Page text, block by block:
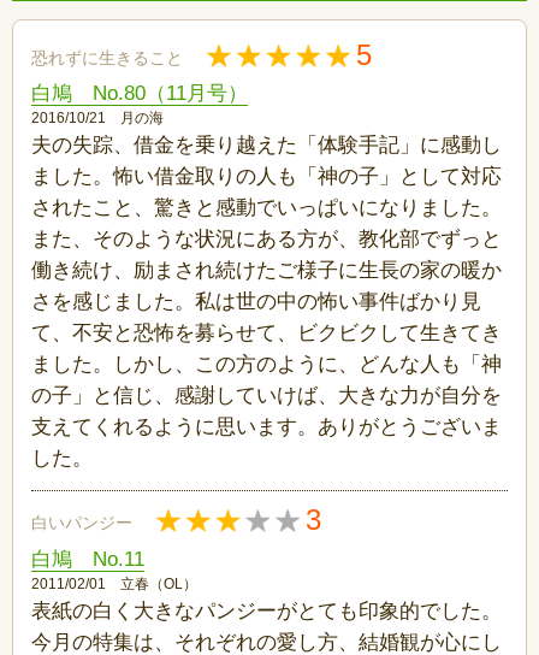
恐れずに生きること 5
白鳩 No.80（11月号）
2016/10/21 月の海
夫の失踪、借金を乗り越えた「体験手記」に感動し
ました。怖い借金取りの人も「神の子」として対応
されたこと、驚きと感動でいっぱいになりました。
また、そのような状況にある方が、教化部でずっと
働き続け、励まされ続けたご様子に生長の家の暖か
さを感じました。私は世の中の怖い事件ばかり見
て、不安と恐怖を募らせて、ビクビクして生きてき
ました。しかし、この方のように、どんな人も「神
の子」と信じ、感謝していけば、大きな力が自分を
支えてくれるように思います。ありがとうございま
した。
白いパンジー 3
白鳩 No.11
2011/02/01 立春（OL）
表紙の白く大きなパンジーがとても印象的でした。
今月の特集は、それぞれの愛し方、結婚観が心にし